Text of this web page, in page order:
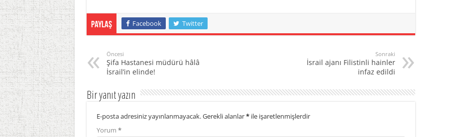
Paylaş Facebook Twitter
Öncesi
Şifa Hastanesi müdürü hâlâ
İsrail’in elinde!
Sonraki
İsrail ajanı Filistinli hainler
infaz edildi
Bir yanıt yazın
E-posta adresiniz yayınlanmayacak.Gerekli alanlar*ile işaretlenmişlerdir
Yorum *